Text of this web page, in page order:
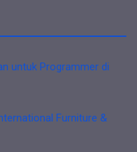
untuk Programmer di
Furniture &